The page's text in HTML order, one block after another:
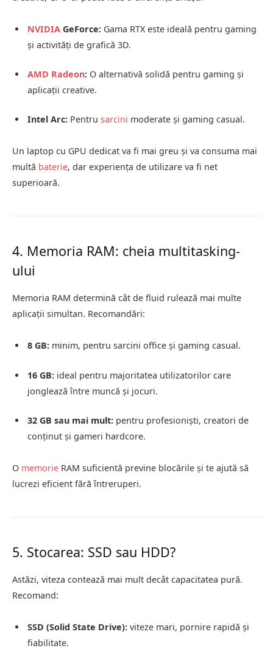
NVIDIA GeForce: Gama RTX este ideală pentru gaming
și activități de grafică 3D.
AMD Radeon: O alternativă solidă pentru gaming și
aplicații creative.
Intel Arc: Pentru sarcini moderate și gaming casual.
Un laptop cu GPU dedicat va fi mai greu și va consuma mai
multă baterie, dar experiența de utilizare va fi net
superioară.
4. Memoria RAM: cheia multitasking-
ului
Memoria RAM determină cât de fluid rulează mai multe
aplicații simultan. Recomandări:
8 GB: minim, pentru sarcini office și gaming casual.
16 GB: ideal pentru majoritatea utilizatorilor care
jonglează între muncă și jocuri.
32 GB sau mai mult: pentru profesioniști, creatori de
conținut și gameri hardcore.
O memorie RAM suficientă previne blocările și te ajută să
lucrezi eficient fără întreruperi.
5. Stocarea: SSD sau HDD?
Astăzi, viteza contează mai mult decât capacitatea pură.
Recomand:
SSD (Solid State Drive): viteze mari, pornire rapidă și
fiabilitate.